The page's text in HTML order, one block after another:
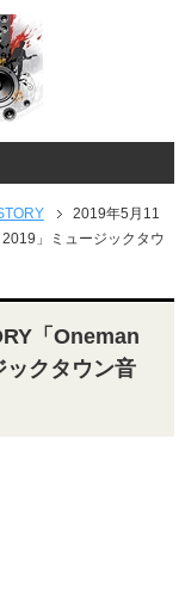
2019年5月11
」ミュージックタウ
「Oneman
クタウン音